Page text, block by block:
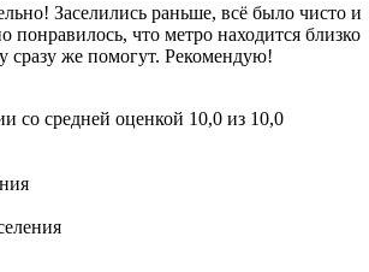
Заселились раньше, всё было чисто и
понравилось, что метро находится близко
сразу же помогут. Рекомендую!
со средней оценкой 10,0 из 10,0